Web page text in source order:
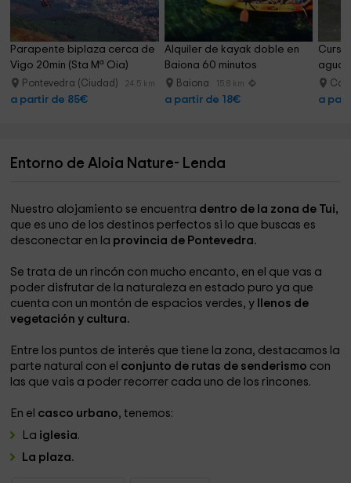
Parapente biplaza cerca de
Vigo 20min (Sta Mª Oia)
Pontevedra (Ciudad) 24.5 km
a partir de 85€
Alquiler de kayak doble en
Baiona 60 minutos
Baiona 15.8 km
a partir de 18€
agua
a
Entorno de Aloia Nature- Lenda
Nuestro alojamiento se encuentra dentro de la zona de Tui,
que es uno de los destinos perfectos si lo que buscas es
desconectar en la provincia de Pontevedra.
Se trata de un rincón con mucho encanto, en el que vas a
poder disfrutar de la naturaleza en estado puro ya que
cuenta con un montón de espacios verdes, y llenos de
vegetación y cultura.
Entre los puntos de interés que tiene la zona, destacamos la
parte natural con el conjunto de rutas de senderismo con
las que vais a poder recorrer cada uno de los rincones.
En el casco urbano, tenemos:
La iglesia.
La plaza.